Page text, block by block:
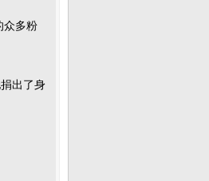
众多粉
出了身